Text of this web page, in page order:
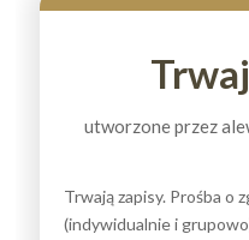
utworzone przez
Trwają zapisy. Prośba o
(indywidualnie i